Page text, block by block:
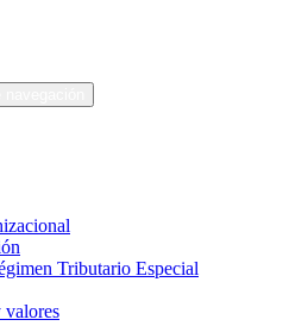
Tributario Especial